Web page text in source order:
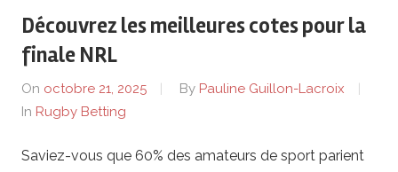
Découvrez les meilleures cotes pour la
finale NRL
On octobre 21, 2025 By Pauline Guillon-Lacroix
In Rugby Betting
Saviez-vous que 60% des amateurs de sport parient